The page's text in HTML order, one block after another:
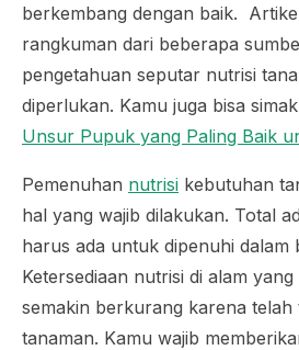
berkembang dengan baik.
rangkuman dari beberapa
pengetahuan seputar nutrisi
diperlukan. Kamu juga bisa
Unsur Pupuk yang Paling Baik
Pemenuhan nutrisi kebutuhan
hal yang wajib dilakukan. Total
harus ada untuk dipenuhi dalam
Ketersediaan nutrisi di alam
semakin berkurang karena telah
tanaman. Kamu wajib